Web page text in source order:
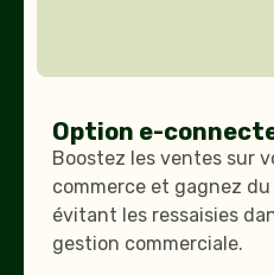
Option e-
Boostez les ventes sur
commerce et gagnez
évitant les ressaisies
gestion commerciale.